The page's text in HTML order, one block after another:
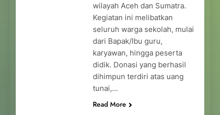
wilayah Aceh dan Sumatra.
Kegiatan ini melibatkan
seluruh warga sekolah, mulai
dari Bapak/Ibu guru,
karyawan, hingga peserta
didik. Donasi yang berhasil
dihimpun terdiri atas uang
tunai,…
Read More